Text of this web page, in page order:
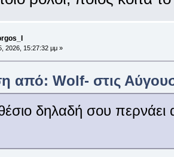
2026, 15:27:32 μμ »
από: Wolf- στις
δηλαδή σου περνάει